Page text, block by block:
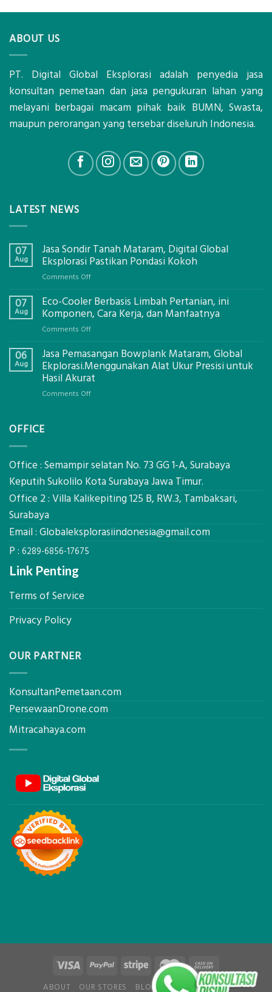
ABOUT US
PT. Digital Global Eksplorasi adalah penyedia jasa
konsultan pemetaan dan jasa pengukuran lahan yang
melayani berbagai macam pihak baik BUMN, Swasta,
maupun perorangan yang tersebar diseluruh Indonesia.
LATEST NEWS
07
Aug
Jasa Sondir Tanah Mataram, Digital Global
Eksplorasi Pastikan Pondasi Kokoh
Comments Offon
Sondir
Tanah
Eksplorasi
Pastikan
Pondasi
Kokoh
07
Aug
Eco-Cooler Berbasis Limbah Pertanian, ini
Komponen, Cara Kerja, dan Manfaatnya
Comments Offon
Cooler
Berbasis
Limbah
06
Aug
Jasa Pemasangan Bowplank Mataram, Global
Ekplorasi.Menggunakan Alat Ukur Presisi untuk
Hasil Akurat
Comments Offon
Ekplorasi.Menggunakan
Ukur
Presisi
Akurat
OFFICE
Office : Semampir selatan No. 73 GG 1-A, Surabaya
Keputih Sukolilo Kota Surabaya Jawa Timur.
Office 2 : Villa Kalikepiting 125 B, RW.3, Tambaksari,
Surabaya
Email : Globaleksplorasiindonesia@gmail.com
P : 6289-6856-17675
Link Penting
Terms of Service
Privacy Policy
OUR PARTNER
KonsultanPemetaan.com
PersewaanDrone.com
Mitracahaya.com
ABOUT OUR STORES BLOG CONTACT FAQ